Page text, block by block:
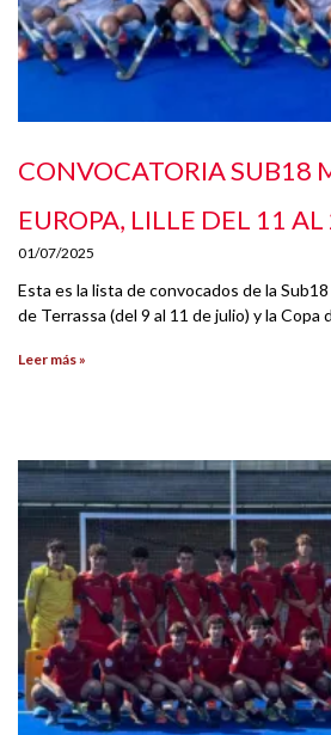
CONVOCATORIA SUB18
EUROPA, LILLE DEL 11
01/07/2025
Esta es la lista de convocados de la
de Terrassa (del 9 al 11 de julio) y la Copa
Leer más »